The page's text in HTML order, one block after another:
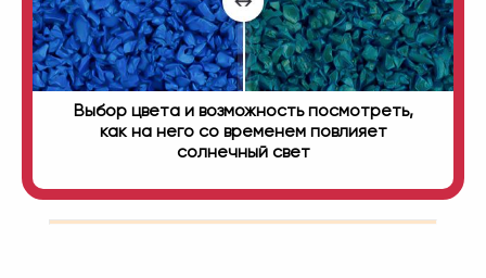
Выбор цвета и возможность посмотреть,
как на него со временем повлияет
солнечный свет